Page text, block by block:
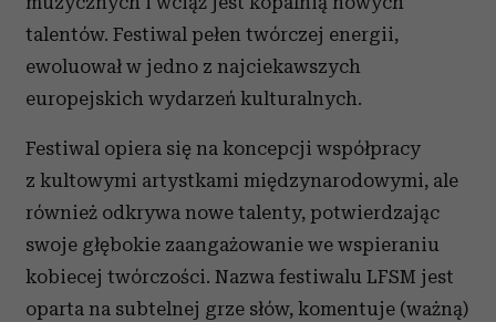
talentów. Festiwal pełen twórczej energii,
ewoluował w jedno z najciekawszych
europejskich wydarzeń kulturalnych.
Festiwal opiera się na koncepcji współpracy
z kultowymi artystkami międzynarodowymi, ale
również odkrywa nowe talenty, potwierdzając
swoje głębokie zaangażowanie we wspieraniu
kobiecej twórczości. Nazwa festiwalu LFSM jest
oparta na subtelnej grze słów, komentuje (ważną)